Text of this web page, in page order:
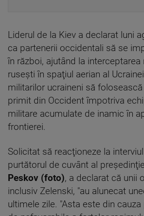
Liderul de la Kiev a declarat luni
ca partenerii occidentali să se
în război, ajutând la interceptarea
ruseşti în spaţiul aerian al
militarilor ucraineni să folosească
primit din Occident împotriva
militare acumulate de inamic în
frontierei.
Solicitat să reacţioneze la
purtătorul de cuvânt al
Peskov (foto), a declarat că unii
inclusiv Zelenski, "au alunecat
ultimele zile. "Asta este din